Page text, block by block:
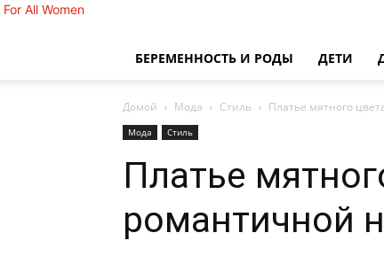
For All Women
БЕРЕМЕННОСТЬ И РОДЫ ДЕТИ
Домой Мода Стиль Платье мятного
Мода Стиль
Платье
романтичной